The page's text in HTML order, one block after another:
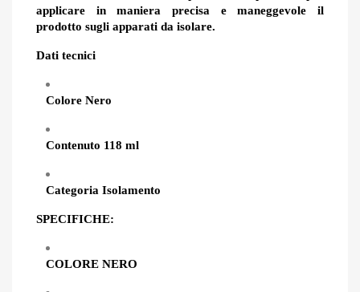
applicare in maniera precisa e maneggevole il
prodotto sugli apparati da isolare.
Dati tecnici
Colore Nero
Contenuto 118 ml
Categoria Isolamento
SPECIFICHE:
COLORE NERO